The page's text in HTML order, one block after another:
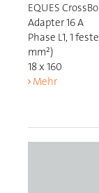
EQUES
Adapter 16 A
Phase L1, 1
mm²)
18 x 160
Mehr